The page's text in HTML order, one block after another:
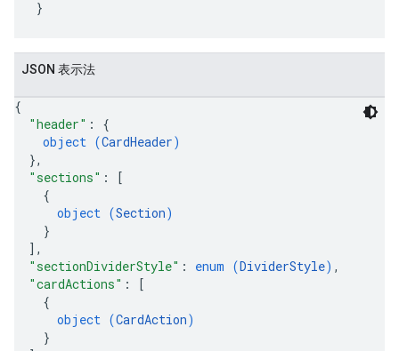
JSON 表示法
{
"header" : {
object (CardHeader)
},
"sections" :
[
{
object (Section)
}
] ,
"sectionDividerStyle" : enum (DividerStyle) ,
"cardActions" :
[
{
object (CardAction)
}